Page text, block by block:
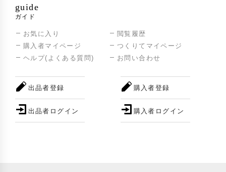
guide
ガイド
お気に入り
閲覧履歴
購入者マイページ
つくりてマイページ
ヘルプ(よくある質問)
お問い合わせ
出品者登録
出品者ログイン
購入者登録
購入者ログイン